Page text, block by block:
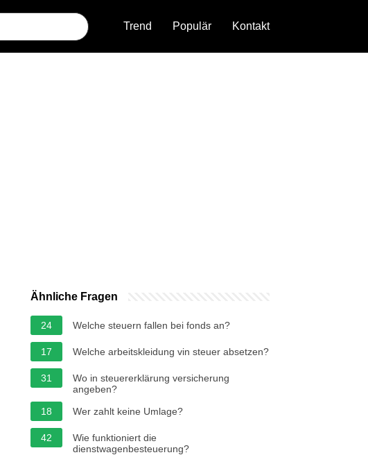
Trend Populär Kontakt
Ähnliche Fragen
24 Welche steuern fallen bei fonds an?
17 Welche arbeitskleidung vin steuer absetzen?
31
Wo in steuererklärung versicherung
angeben?
18
Wer zahlt keine Umlage?
42
Wie funktioniert die
dienstwagenbesteuerung?